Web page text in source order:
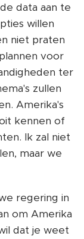
data aan te
willen
niet praten
voor
ter
zullen
Amerika's
kennen of
Ik zal niet
maar we
regering in
om Amerika
dat je weet